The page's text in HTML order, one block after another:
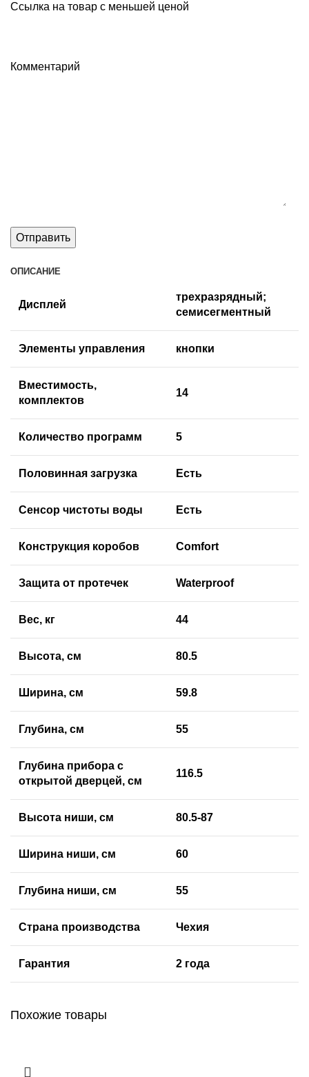
Ссылка на товар с меньшей ценой
Комментарий
ОПИСАНИЕ
Дисплей
трехразрядный;
семисегментный
Элементы управления кнопки
Вместимость,
комплектов
14
Количество программ 5
Половинная загрузка Есть
Сенсор чистоты воды Есть
Конструкция коробов Comfort
Защита от протечек Waterproof
Вес, кг 44
Высота, см 80.5
Ширина, см 59.8
Глубина, см 55
Глубина прибора с
открытой дверцей, см
116.5
Высота ниши, см 80.5-87
Ширина ниши, см 60
Глубина ниши, см 55
Страна производства Чехия
Гарантия 2 года
Похожие товары